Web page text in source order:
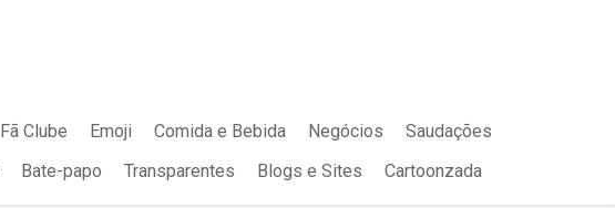
Fã Clube Emoji Comida e Bebida Negócios
Saudações
Bate-papo Transparentes Blogs e Sites Cartoonzada